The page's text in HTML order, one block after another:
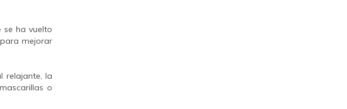
ha vuelto
mejorar
relajante, la
o